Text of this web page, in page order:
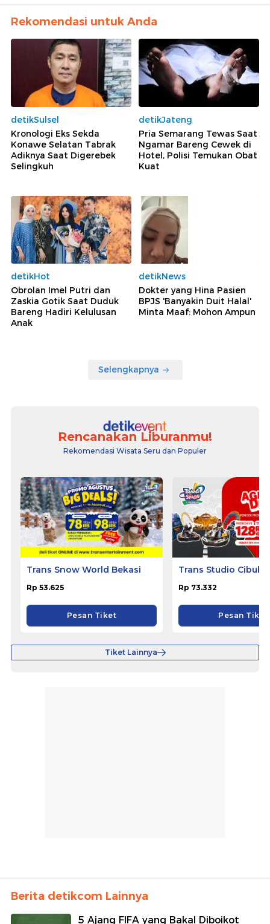
Rekomendasi untuk Anda
detikSulsel
Kronologi Eks Sekda
Konawe Selatan Tabrak
Adiknya Saat Digerebek
Selingkuh
detikJateng
Pria Semarang Tewas Saat
Ngamar Bareng Cewek di
Hotel, Polisi Temukan Obat
Kuat
detikHot
Obrolan Imel Putri dan
Zaskia Gotik Saat Duduk
Bareng Hadiri Kelulusan
Anak
detikNews
Dokter yang Hina Pasien
BPJS 'Banyakin Duit Halal'
Minta Maaf: Mohon Ampun
Selengkapnya
Rencanakan Liburanmu!
Rekomendasi Wisata Seru dan Populer
Trans Snow World Bekasi
Rp 53.625
Pesan Tiket
Trans Studio
Rp 73.332
Pesan Tiket
Tiket Lainnya
Berita detikcom Lainnya
5 Ajang FIFA yang Bakal Diboikot